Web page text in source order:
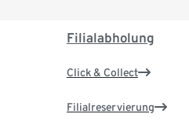
Filialabholung
Click & Collect
Filialreservierung